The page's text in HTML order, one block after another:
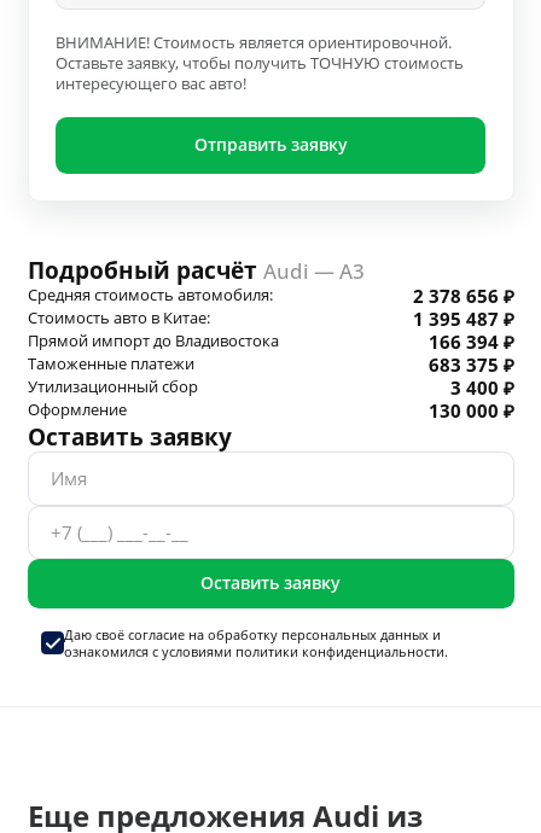
ВНИМАНИЕ! Стоимость является ориентировочной.
Оставьте заявку, чтобы получить ТОЧНУЮ стоимость
интересующего вас авто!
Отправить заявку
Подробный расчёт Audi — A3
Средняя стоимость автомобиля: 2 378 656 ₽
Стоимость авто в Китае: 1 395 487 ₽
Прямой импорт до Владивостока 166 394 ₽
Таможенные платежи 683 375 ₽
Утилизационный сбор 3 400 ₽
Оформление 130 000 ₽
Оставить заявку
Оставить заявку
Даю своё согласие на обработку персональных данныхи
ознакомился с условиями политики конфиденциальности.
Еще предложения Audi из